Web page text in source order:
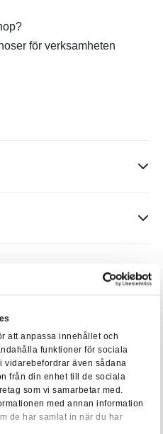
att anpassa innehållet och
funktioner för sociala
vidarebefordrar även sådana
från din enhet till de sociala
som vi samarbetar med.
med annan information
de har samlat in när du har
för verksamheten
av olika händelser inom och
perspektiv
och grundläggande
i fastighetsekonomi
en examen från
i Stockholm inom
och företagsekonomi.
och i fysiskt
och fika) om inget annat